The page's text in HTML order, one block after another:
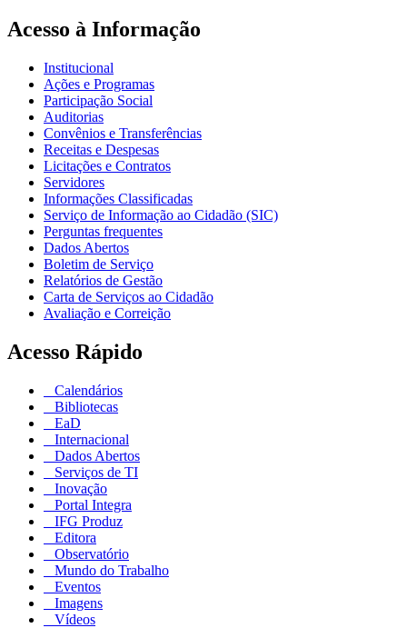
Acesso à Informação
Institucional
Ações e Programas
Participação Social
Auditorias
Convênios e Transferências
Receitas e Despesas
Licitações e Contratos
Servidores
Informações Classificadas
Serviço de Informação ao Cidadão (SIC)
Perguntas frequentes
Dados Abertos
Boletim de Serviço
Relatórios de Gestão
Carta de Serviços ao Cidadão
Avaliação e Correição
Acesso Rápido
Calendários
Bibliotecas
EaD
Internacional
Dados Abertos
Serviços de TI
Inovação
Portal Integra
IFG Produz
Editora
Observatório
Mundo do Trabalho
Eventos
Imagens
Vídeos